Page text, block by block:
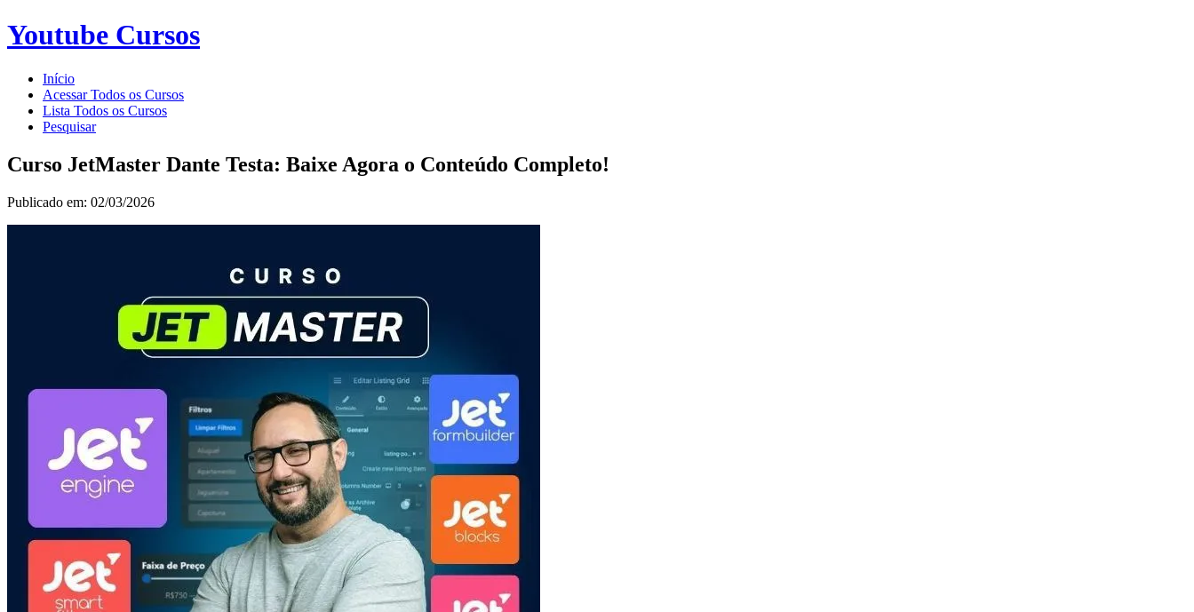
Youtube Cursos
Início
Acessar Todos os Cursos
Lista Todos os Cursos
Pesquisar
Curso JetMaster Dante Testa: Baixe Agora o Conteúdo Completo!
Publicado em: 02/03/2026